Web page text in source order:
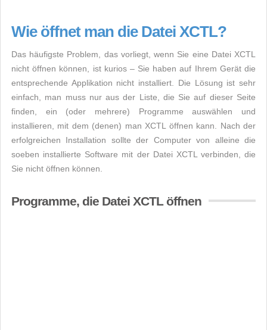
Wie öffnet man die Datei XCTL?
Das häufigste Problem, das vorliegt, wenn Sie eine Datei XCTL
nicht öffnen können, ist kurios – Sie haben auf Ihrem Gerät die
entsprechende Applikation nicht installiert. Die Lösung ist sehr
einfach, man muss nur aus der Liste, die Sie auf dieser Seite
finden, ein (oder mehrere) Programme auswählen und
installieren, mit dem (denen) man XCTL öffnen kann. Nach der
erfolgreichen Installation sollte der Computer von alleine die
soeben installierte Software mit der Datei XCTL verbinden, die
Sie nicht öffnen können.
Programme, die Datei XCTL öffnen